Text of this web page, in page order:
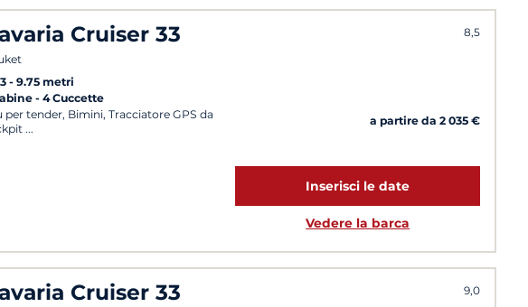
Cruiser 33 8,5
9.75 metri
4 Cuccette
per tender, Bimini, Tracciatore GPS da
a partire da 2 035 €
Inserisci le date
Vedere la barca
Cruiser 33 9,0